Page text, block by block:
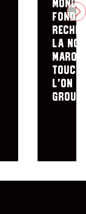
la
l’on